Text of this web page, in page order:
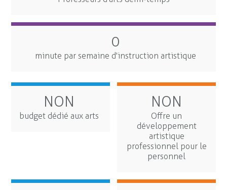
0
minute par semaine d'instruction artistique
NON
budget dédié aux arts
NON
Offre un
développement
artistique
professionnel pour le
personnel